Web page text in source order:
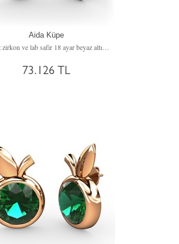
Aida Küpe
73.126 TL